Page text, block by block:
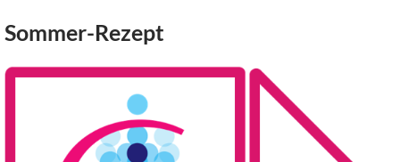
Sommer-Rezept